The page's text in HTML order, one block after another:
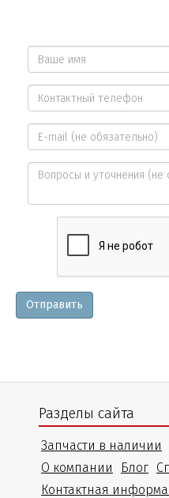
Ваше
имя
*
Контактный
телефон
*
E-
mail
Вопросы
уточнения
Отправить
Разделы сайта
Запчасти в наличии
О компании
Блог
Контактная